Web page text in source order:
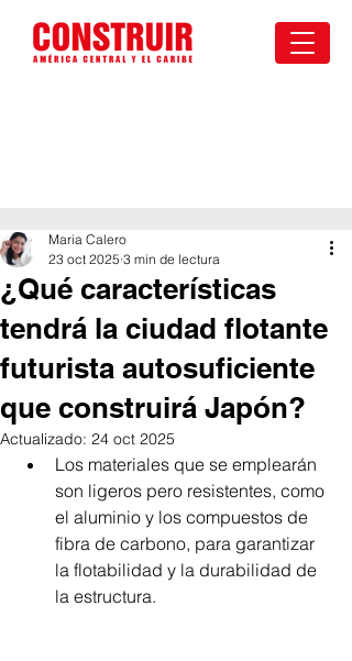
¿Qué características
tendrá la ciudad flotante
futurista autosuficiente
que construirá Japón?
Maria Calero
23 oct 2025 3 min de lectura
Actualizado: 24 oct 2025
Los materiales que se emplearán
son ligeros pero resistentes, como
el aluminio y los compuestos de
fibra de carbono, para garantizar
la flotabilidad y la durabilidad de
la estructura.